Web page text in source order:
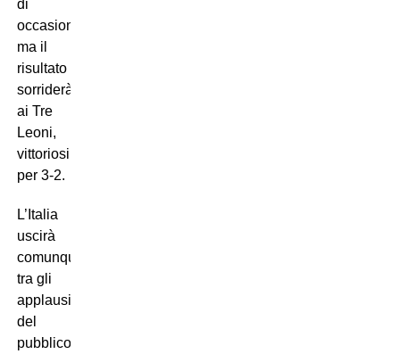
di
occasioni,
ma il
risultato
sorriderà
ai Tre
Leoni,
vittoriosi
per 3-2.
L’Italia
uscirà
comunque
tra gli
applausi
del
pubblico